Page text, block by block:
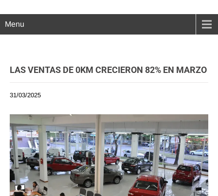
Menu
LAS VENTAS DE 0KM CRECIERON 82% EN MARZO
31/03/2025